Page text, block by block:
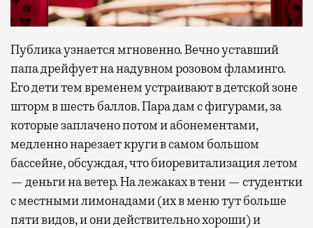
Публика узнается мгновенно. Вечно уставший
папа дрейфует на надувном розовом фламинго.
Его дети тем временем устраивают в детской зоне
шторм в шесть баллов. Пара дам с фигурами, за
которые заплачено потом и абонементами,
медленно нарезает круги в самом большом
бассейне, обсуждая, что биоревитализация летом
— деньги на ветер. На лежаках в тени — студентки
с местными лимонадами (их в меню тут больше
пяти видов, и они действительно хороши) и